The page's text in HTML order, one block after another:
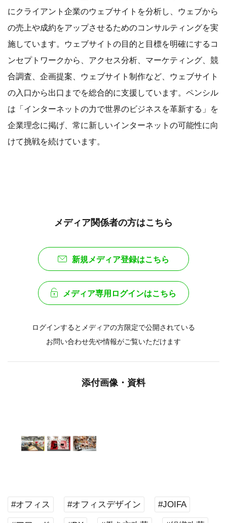
にクライアント企業のウェブサイトを分析し、ウェブから
の売上や成約をアップさせるためのコンサルティングを実
施しています。ウェブサイトの目的と目標を明確にするコ
ンセプトワークから、アクセス分析、マーケティング、競
合調査、企画提案、ウェブサイト制作など、ウェブサイト
の入口から出口までを総合的に支援しています。ペンシル
は「インターネットの力で世界のビジネスを革新する」を
企業理念に掲げ、常に新しいインターネットの可能性に向
けて挑戦を続けています。
メディア関係者の方はこちら
新規メディア登録はこちら
メディア専用ログインはこちら
ログインするとメディアの方限定で公開されている
お問い合わせ先や情報がご覧いただけます
添付画像・資料
#オフィス #オフィスデザイン #JOIFA